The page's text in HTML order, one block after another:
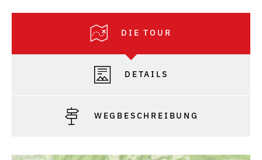
DIE TOUR
DETAILS
WEGBESCHREIBUNG